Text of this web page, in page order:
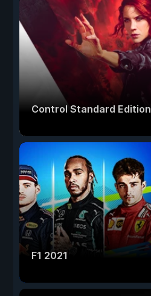
Control Standard Edition
F1 2021